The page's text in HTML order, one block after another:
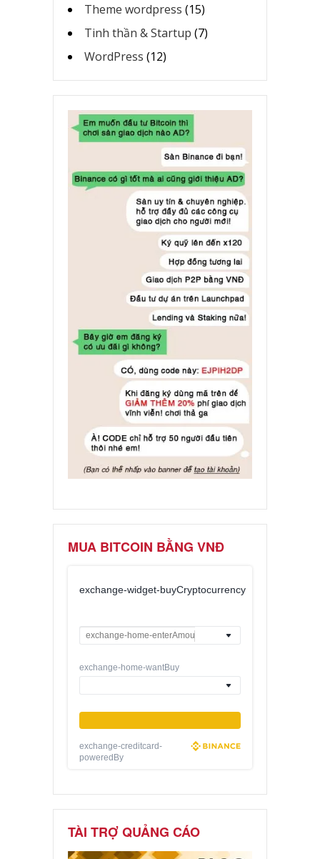
Theme wordpress (15)
Tinh thần & Startup (7)
WordPress (12)
MUA BITCOIN BẰNG VNĐ
exchange-widget-buyCryptocurrency
exchange-home-wantBuy
exchange-creditcard-
poweredBy
TÀI TRỢ QUẢNG CÁO